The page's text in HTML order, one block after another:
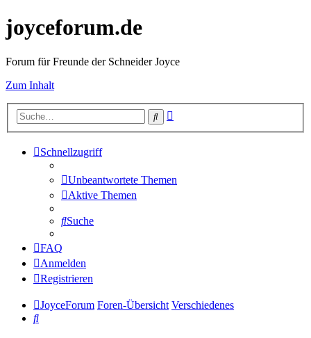
joyceforum.de
Forum für Freunde der Schneider Joyce
Zum Inhalt
Suche
Schnellzugriff
Unbeantwortete Themen
Aktive Themen
Suche
FAQ
Anmelden
Registrieren
JoyceForum Foren-Übersicht Verschiedenes
Suche